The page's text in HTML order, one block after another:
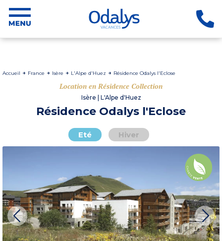
Accueil France Isère L'Alpe d'Huez Résidence Odalys l'Eclose
Location en Résidence Collection
Isère | L'Alpe d'Huez
Résidence Odalys l'Eclose
Eté Hiver